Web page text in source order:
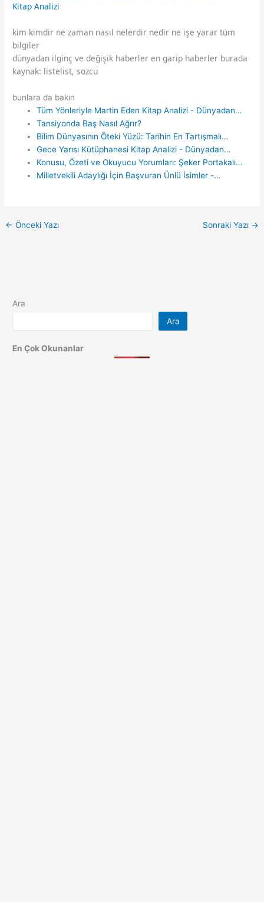
Kitap Analizi
kim kimdir ne zaman nasıl nelerdir nedir ne işe yarar tüm
bilgiler
dünyadan ilginç ve değişik haberler en garip haberler burada
kaynak: listelist, sozcu
bunlara da bakın
Tüm Yönleriyle Martin Eden Kitap Analizi - Dünyadan…
Tansiyonda Baş Nasıl Ağrır?
Bilim Dünyasının Öteki Yüzü: Tarihin En Tartışmalı…
Gece Yarısı Kütüphanesi Kitap Analizi - Dünyadan…
Konusu, Özeti ve Okuyucu Yorumları: Şeker Portakalı…
Milletvekili Adaylığı İçin Başvuran Ünlü İsimler -…
← Önceki Yazı Sonraki Yazı →
Ara
Ara
En Çok Okunanlar